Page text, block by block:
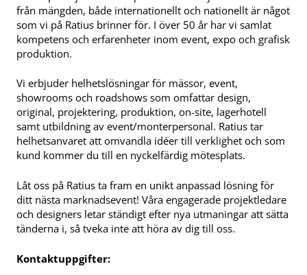
från mängden, både internationellt och nationellt är något
som vi på Ratius brinner för. I över 50 år har vi samlat
kompetens och erfarenheter inom event, expo och grafisk
produktion.
Vi erbjuder helhetslösningar för mässor, event,
showrooms och roadshows som omfattar design,
original, projektering, produktion, on-site, lagerhotell
samt utbildning av event/monterpersonal. Ratius tar
helhetsanvaret att omvandla idéer till verklighet och som
kund kommer du till en nyckelfärdig mötesplats.
Låt oss på Ratius ta fram en unikt anpassad lösning för
ditt nästa marknadsevent! Våra engagerade projektledare
och designers letar ständigt efter nya utmaningar att sätta
tänderna i, så tveka inte att höra av dig till oss.
Kontaktuppgifter: